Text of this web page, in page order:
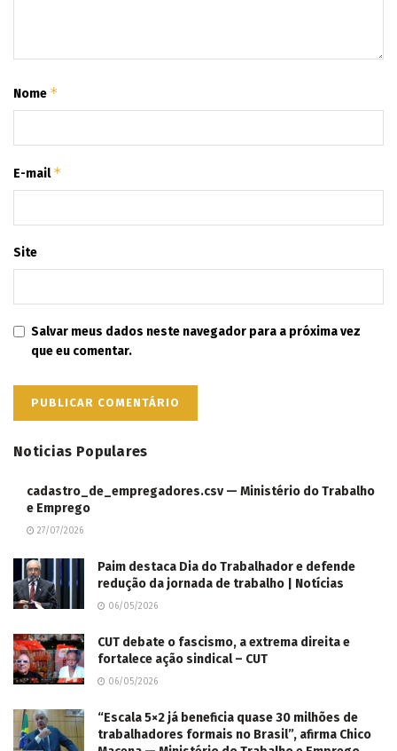
Nome *
E-mail*
Site
Salvar meus dados neste navegador para a próxima vez
que eu comentar.
Noticias Populares
cadastro_de_empregadores.csv — Ministério do Trabalho
e Emprego
27/07/2026
Paim destaca Dia do Trabalhador e defende
redução da jornada de trabalho | Notícias
06/05/2026
CUT debate o fascismo, a extrema direita e
fortalece ação sindical – CUT
06/05/2026
“Escala 5×2 já beneficia quase 30 milhões de
trabalhadores formais no Brasil”, afirma Chico